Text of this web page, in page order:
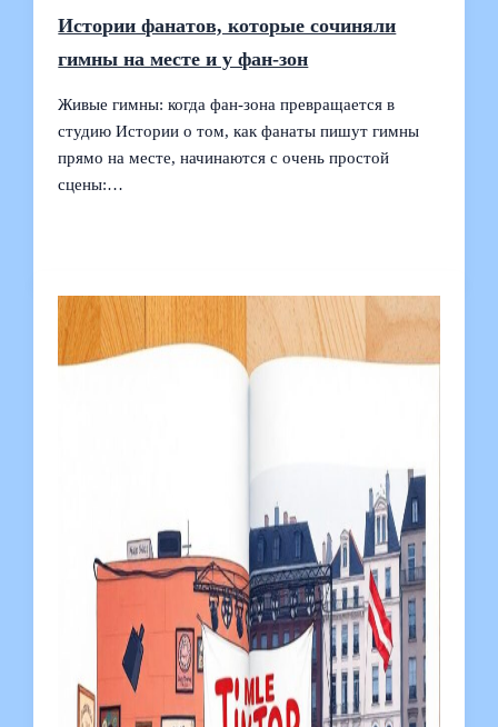
Истории фанатов, которые сочиняли
гимны на месте и у фан-зон
Живые гимны: когда фан-зона превращается в
студию Истории о том, как фанаты пишут гимны
прямо на месте, начинаются с очень простой
сцены:…